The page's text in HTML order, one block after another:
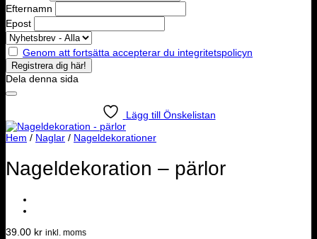
Efternamn
Epost
Genom att fortsätta accepterar du integritetspolicyn
Dela denna sida
Lägg till Önskelistan
Hem / Naglar / Nageldekorationer
Nageldekoration – pärlor
39.00 kr inkl. moms